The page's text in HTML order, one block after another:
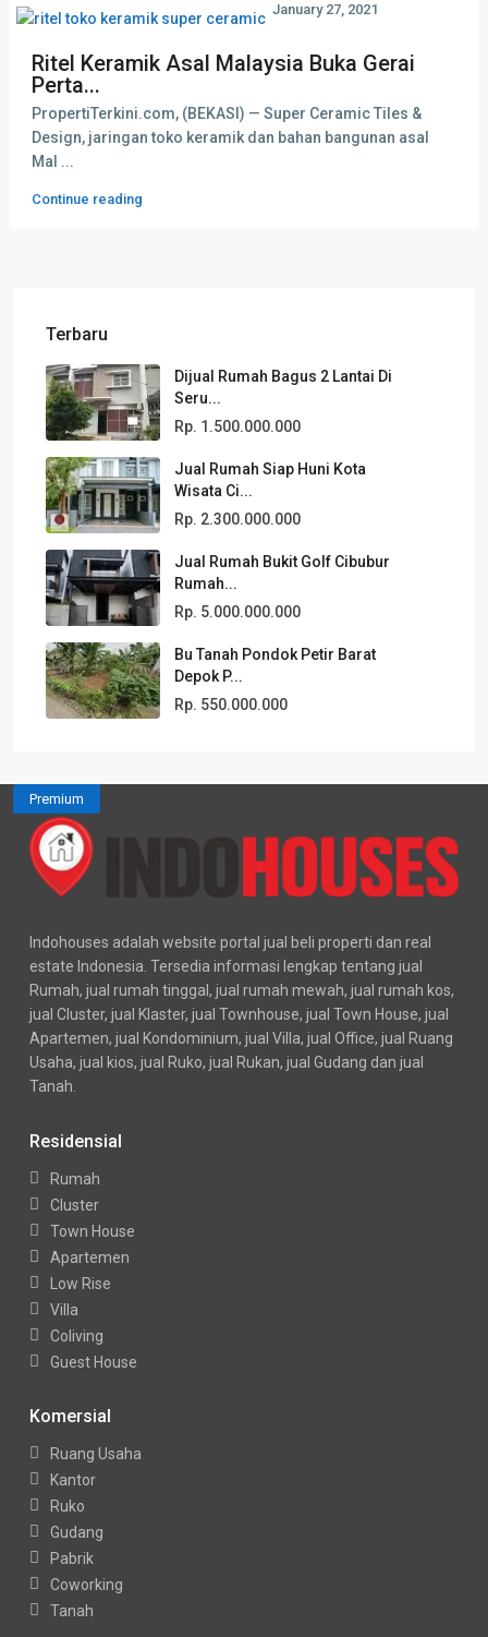
Ritel Keramik Asal Malaysia Buka Gerai
Perta...
January 27, 2021
PropertiTerkini.com, (BEKASI) — Super Ceramic Tiles &
Design, jaringan toko keramik dan bahan bangunan asal
Mal ...
Continue reading
Terbaru
Dijual Rumah Bagus 2 Lantai Di
Seru...
Rp. 1.500.000.000
Jual Rumah Siap Huni Kota
Wisata Ci...
Rp. 2.300.000.000
Jual Rumah Bukit Golf Cibubur
Rumah...
Rp. 5.000.000.000
Bu Tanah Pondok Petir Barat
Depok P...
Rp. 550.000.000
Premium
Indohouses adalah website portal jual beli properti dan real
estate Indonesia. Tersedia informasi lengkap tentang jual
Rumah, jual rumah tinggal, jual rumah mewah, jual rumah kos,
jual Cluster, jual Klaster, jual Townhouse, jual Town House, jual
Apartemen, jual Kondominium, jual Villa, jual Office, jual Ruang
Usaha, jual kios, jual Ruko, jual Rukan, jual Gudang dan jual
Tanah.
Residensial
Rumah
Cluster
Town House
Apartemen
Low Rise
Villa
Coliving
Guest House
Komersial
Ruang Usaha
Kantor
Ruko
Gudang
Pabrik
Coworking
Tanah